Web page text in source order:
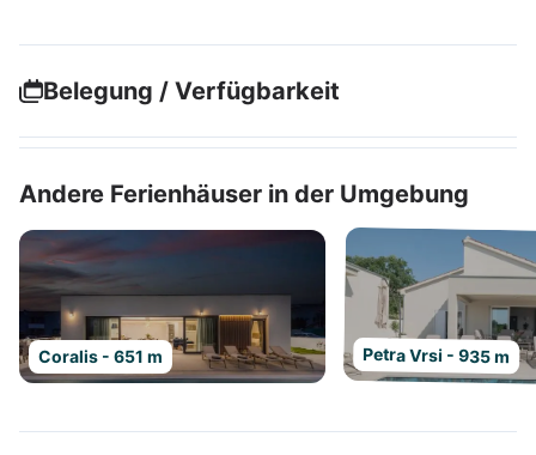
Belegung / Verfügbarkeit
Andere Ferienhäuser in der Umgebung
Coralis - 651 m Petra Vrsi - 935 m